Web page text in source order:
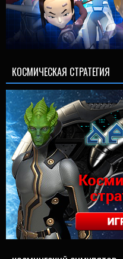
КОСМИЧЕСКАЯ СТРАТЕГИЯ